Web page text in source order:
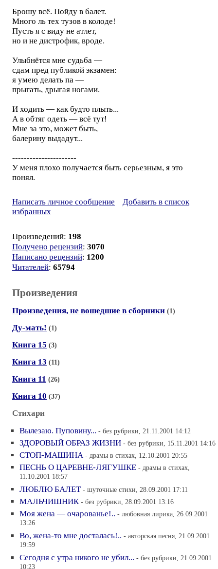
Брошу всё. Пойду в балет.
Много ль тех тузов в колоде!
Пусть я с виду не атлет,
но и не дистрофик, вроде.
Улыбнётся мне судьба —
сдам пред публикой экзамен:
я умею делать па —
прыгать, дрыгая ногами.
И ходить — как будто плыть...
А в обтяг одеть — всё тут!
Мне за это, может быть,
балерину выдадут...
----------------------
У меня плохо получается быть серьезным, я это
понял.
Написать личное сообщение
Добавить в список
избранных
Произведений: 198
Получено рецензий: 3070
Написано рецензий: 1200
Читателей: 65794
Произведения
Произведения, не вошедшие в сборники (1)
Ду-мать! (1)
Книга 15 (3)
Книга 13 (11)
Книга 11 (26)
Книга 10 (37)
Стихари
Вылезаю. Пуповину... - без рубрики, 21.11.2001 14:12
ЗДОРОВЫЙ ОБРАЗ ЖИЗНИ - без рубрики, 15.11.2001 14:16
СТОП-МАШИНА - драмы в стихах, 12.10.2001 20:55
ПЕСНЬ О ЦАРЕВНЕ-ЛЯГУШКЕ - драмы в стихах,
11.10.2001 18:57
ЛЮБЛЮ БАЛЕТ - шуточные стихи, 28.09.2001 17:11
МАЛЬЧИШНИК - без рубрики, 28.09.2001 13:16
Моя жена — очарованье!.. - любовная лирика, 26.09.2001
13:26
Во, жена-то мне досталась!.. - авторская песня, 21.09.2001
19:59
Сегодня с утра никого не убил... - без рубрики, 21.09.2001